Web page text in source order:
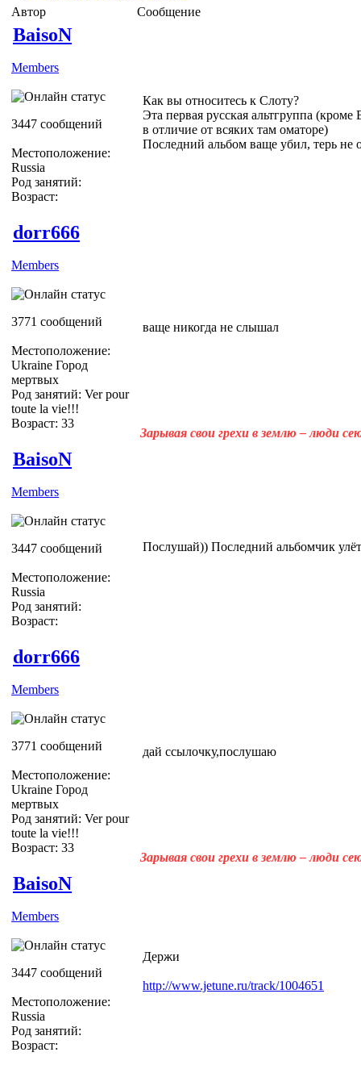
Автор
Сообщение
BaisoN
Members
3447 сообщений
Местоположение:
Russia
Род занятий:
Возраст:
Как вы относитесь к Слоту?
Эта первая русская альтгруппа
в отличие от всяких там оматоре)
Последний альбом ваще убил, терь не
dorr666
Members
3771 сообщений
Местоположение:
Ukraine Город
мертвых
Род занятий: Ver pour
toute la vie!!!
Возраст: 33
ваще никогда не слышал
Зарывая свои грехи в землю – люди
BaisoN
Members
3447 сообщений
Местоположение:
Russia
Род занятий:
Возраст:
Послушай)) Последний альбомчик
dorr666
Members
3771 сообщений
Местоположение:
Ukraine Город
мертвых
Род занятий: Ver pour
toute la vie!!!
Возраст: 33
дай ссылочку,послушаю
Зарывая свои грехи в землю – люди
BaisoN
Members
3447 сообщений
Местоположение:
Russia
Род занятий:
Возраст:
Держи
http://www.jetune.ru/track/1004651